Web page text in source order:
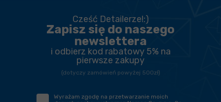
Cześć Detailerze!:)
Zapisz się do naszego
newslettera
i odbierz kod rabatowy 5% na
pierwsze zakupy
(dotyczy zamówień powyżej 500zł)
Wyrażam zgodę na przetwarzanie moich